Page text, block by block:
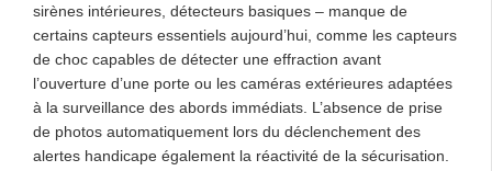
sirènes intérieures, détecteurs basiques – manque de
certains capteurs essentiels aujourd’hui, comme les capteurs
de choc capables de détecter une effraction avant
l’ouverture d’une porte ou les caméras extérieures adaptées
à la surveillance des abords immédiats. L’absence de prise
de photos automatiquement lors du déclenchement des
alertes handicape également la réactivité de la sécurisation.